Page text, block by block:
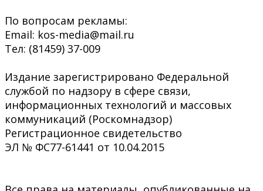
По вопросам рекламы:
Email: kos-media@mail.ru
Тел: (81459) 37-009
Издание зарегистрировано Федеральной
службой по надзору в сфере связи,
информационных технологий и массовых
коммуникаций (Роскомнадзор)
Регистрационное свидетельство
ЭЛ № ФС77-61441 от 10.04.2015